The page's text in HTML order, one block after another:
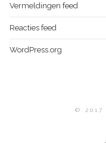
Vermeldingen feed
Reacties feed
WordPress.org
© 2017